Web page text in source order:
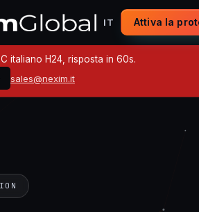
IT Attiva la
italiano H24, risposta in 60s.
sales@nexim.it